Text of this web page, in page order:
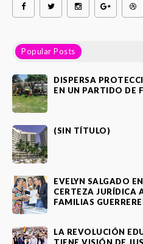
Popular Posts
DISPERSA
EN UN PARTIDO DE
(SIN TÍTULO)
EVELYN SALGADO
CERTEZA JURÍDICA
FAMILIAS
LA REVOLUCIÓN